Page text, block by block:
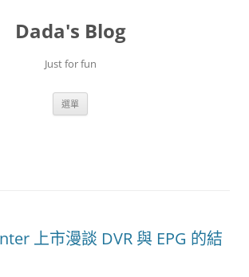
Dada's Blog
Just for fun
選單
上市漫談 DVR 與 EPG 的結